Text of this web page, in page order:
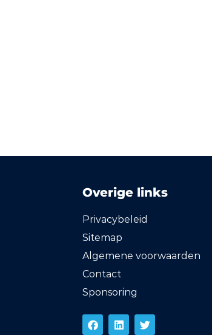
Overige links
Privacybeleid
Sitemap
Algemene voorwaarden
Contact
Sponsoring